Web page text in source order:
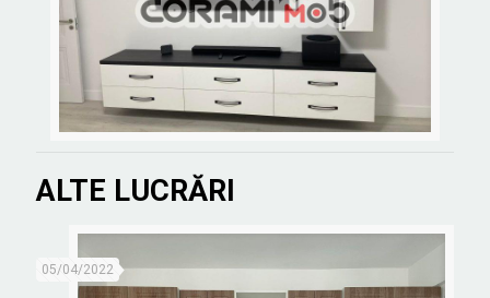
ALTE LUCRĂRI
05/04/2022